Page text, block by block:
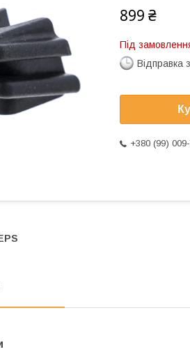
899 ₴
Під
Відправка
+380 (99)